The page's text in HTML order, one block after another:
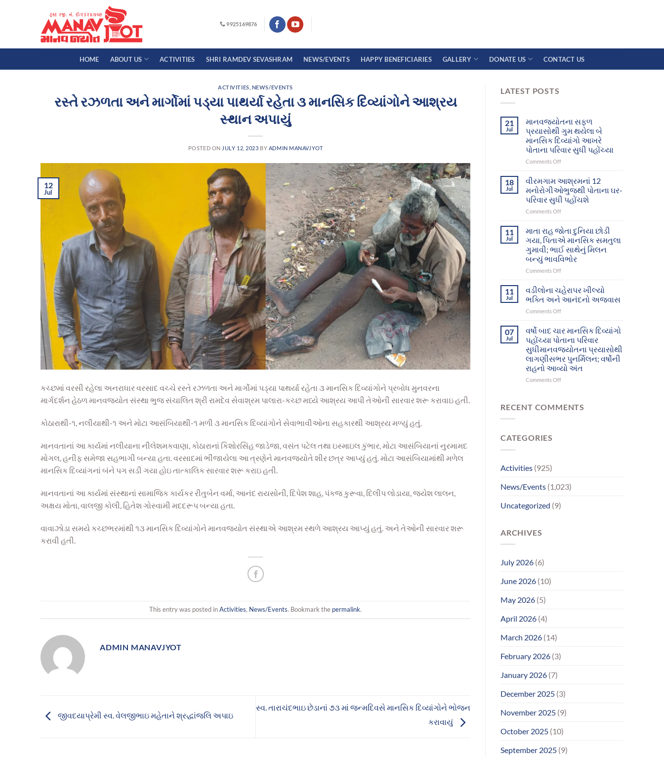
9925169876
HOME ABOUT US ACTIVITIES SHRI RAMDEV SEVASHRAM NEWS/EVENTS HAPPY BENEFICIARIES GALLERY DONATE US CONTACT US
ACTIVITIES NEWS/EVENTS
રસ્તે રઝળતા અને માર્ગોમાં પડ્યા પાથર્યા રહેતા ૩ માનસિક દિવ્યાંગોને આશ્રય
સ્થાન અપાયું
POSTED ON JULY 12, 2023 BY ADMIN MANAVJYOT
12
Jul
કચ્છમાં વરસી રહેલા અનરાધાર વરસાદ વચ્ચે રસ્તે રઝળતા અને માર્ગોમાં પડ્યા પાથર્યા રહેતા ૩ માનસિક દિવ્યાંગોને પ્રબોધ મુનવરના
માર્ગદર્શન હેઠળ માનવજ્યોત સંસ્થા ભુજ સંચાલિત શ્રી રામદેવ સેવાશ્રમ પાલારા-કચ્છ મધ્યે આશ્રય આપી તેઓની સારવાર શરૂ કરાવાઇ હતી.
કોઠારાથી-૧, નલીયાથી-૧ અને મોટા આસંબિયાથી-૧ મળી ૩ માનસિક દિવ્યાંગોને સેવાભાવીઓના સહકારથી આશ્રય મળ્યું હતું.
માનવતાનાં આ કાર્યમાં નલીયાના નીલેશમકવાણા, કોઠારાનાં કિશોરસિંહ જાડેજા, વસંત પટેલ તથા ઇસ્માઇલ કુંભાર, મોટા આસંબિયાનાં નુરમામદ
મોગલ, હનીફ સમેજા સહભાગી બન્યા હતા. વરસાદમાં ભીંજાયેલા આ ત્રણેને માનવજ્યોતે શીર છત્ર આપ્યું હતું. મોટા આસંબિયામાંથી મળેલ
માનસિક દિવ્યાંગનાં બંને પગ સડી ગયા હોઇ તાત્કાલિક સારવાર શરૂ કરાઇ હતી.
માનવતાનાં આ કાર્યમાં સંસ્થાનાં સામાજિક કાર્યકર રીતુબેન વર્મા, આનંદ રાયસોની, દિપેશ શાહ, પંકજ કુરૂવા, દિલીપ લોડાયા, જયેશ લાલન,
અક્ષય મોતા, વાલજી કોલી, હિતેશ ગોસ્વામી મદદરૂપ બન્યા હતા.
વાવાઝોડા સમયે કચ્છભરમાંથી ૧૩ માનસિક દિવ્યાંગોને માનવજ્યોત સંસ્થાએ આશ્રમ સ્થળે આશ્રય આપ્યું હતું. અને તેઓની સારવાર શરૂ
કરાવી હતી.
This entry was posted inActivities, News/Events. Bookmark the permalink.
ADMIN MANAVJYOT
જીવદયાપ્રેમી સ્વ. વેલજીભાઇ મહેતાને શ્રદ્ધાંજલિ અપાઇ
સ્વ. તારાચંદભાઇ છેડાનાં ૭૩ માં જન્મદિવસે માનસિક દિવ્યાંગોને ભોજન
કરાવાયું
LATEST POSTS
21
Jul
માનવજ્યોતના સફળ
પ્રયાસોથી ગુમ થયેલા બે
માનસિક દિવ્યાંગો આખરે
પોતાના પરિવાર સુધી પહોંચ્યા
Comments Offon
પ્રયાસોથી
ગુમ
થયેલા
બે
દિવ્યાંગો
આખરે
પોતાના
પરિવાર
સુધી
પહોંચ્યા
18
Jul
વીરમગામ આશ્રમનાં 12
મનોરોગીઓભુજથી પોતાના ઘર-
પરિવાર સુધી પહોંચશે
Comments Offon
આશ્રમનાં
12
મનોરોગીઓભુજથી
પોતાના
ઘર-
પરિવાર
પહોંચશે
11
Jul
માતા રાહ જોતા દુનિયા છોડી
ગયા, પિતાએ માનસિક સમતુલા
ગુમાવી; ભાઈ સાથેનું મિલન
બન્યું ભાવવિભોર
Comments Offon
રાહ
જોતા
દુનિયા
છોડી
પિતાએ
માનસિક
સમતુલા
ગુમાવી;
ભાઈ
સાથેનું
મિલન
11
Jul
વડીલોના ચહેરાપર ખીલ્યો
ભક્તિ અને આનંદનો અજવાસ
Comments Offon
ખીલ્યો
ભક્તિ
અને
આનંદનો
અજવાસ
07
Jul
વર્ષો બાદ ચાર માનસિક દિવ્યાંગો
પહોંચ્યા પોતાના પરિવાર
સુધીમાનવજ્યોતના પ્રયાસોથી
લાગણીસભર પુનર્મિલન; વર્ષોની
રાહનો આવ્યો અંત
Comments Offon
ચાર
વર્ષોની
RECENT COMMENTS
CATEGORIES
Activities (925)
News/Events (1,023)
Uncategorized (9)
ARCHIVES
July 2026 (6)
June 2026 (10)
May 2026 (5)
April 2026 (4)
March 2026 (14)
February 2026 (3)
January 2026 (7)
December 2025 (3)
November 2025 (9)
October 2025 (10)
September 2025 (9)